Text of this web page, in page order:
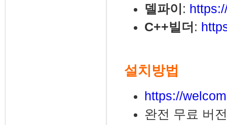
델파이 :
C++빌더 :
설치방법
https://
완전 무료 버